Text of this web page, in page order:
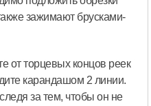
зажимают брусками-
от торцевых концов реек
карандашом 2 линии.
за тем, чтобы он не